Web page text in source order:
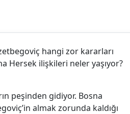
hangi zor kararları
Hersek ilişkileri neler yaşıyor?
peşinden gidiyor. Bosna
almak zorunda kaldığı